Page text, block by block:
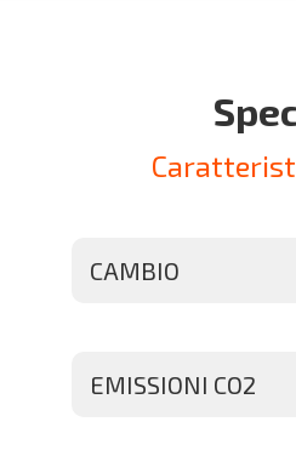
CAMBIO
EMISSIONI CO2